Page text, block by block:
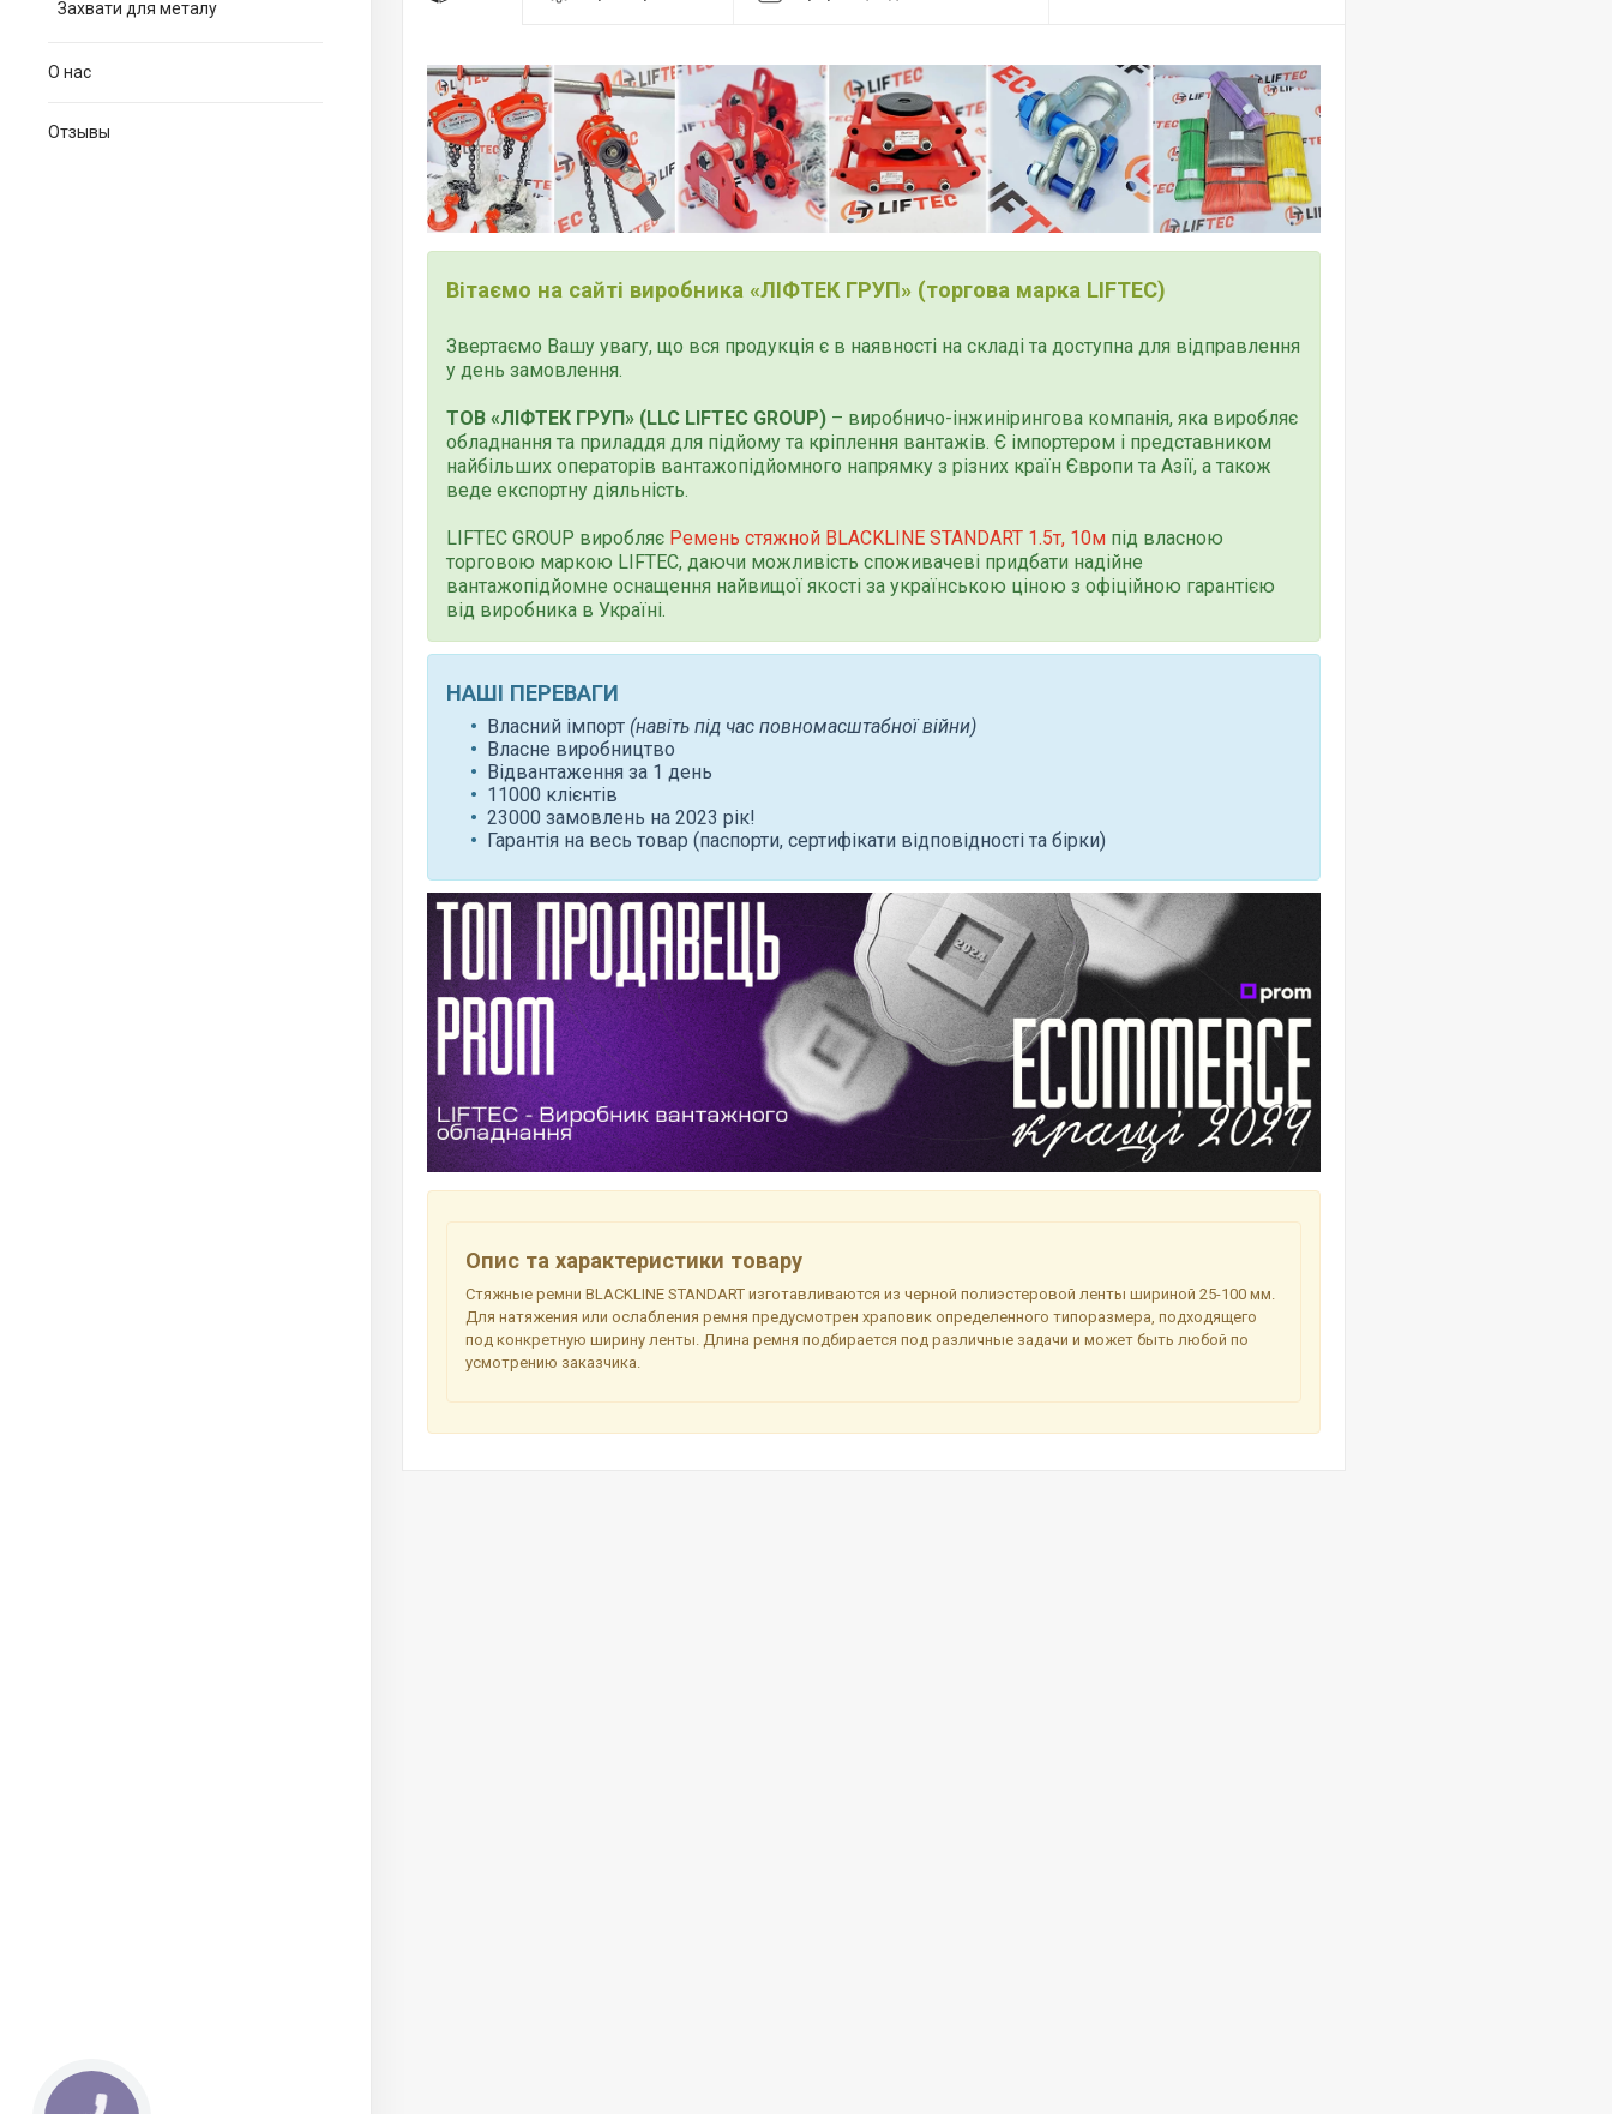
Захвати для металу
О нас
Отзывы
Вітаємо на сайті виробника «ЛІФТЕК ГРУП» (торгова марка LIFTEC)
Звертаємо Вашу увагу, що вся продукція є в наявності на складі та доступна для відправлення
у день замовлення.
ТОВ «ЛІФТЕК ГРУП» (LLC LIFTEC GROUP) – виробничо-інжинірингова компанія, яка виробляє
обладнання та приладдя для підйому та кріплення вантажів. Є імпортером і представником
найбільших операторів вантажопідйомного напрямку з різних країн Європи та Азії, а також
веде експортну діяльність.
LIFTEC GROUP виробляє Ремень стяжной BLACKLINE STANDART 1.5т, 10м під власною
торговою маркою LIFTEC, даючи можливість споживачеві придбати надійне
вантажопідйомне оснащення найвищої якості за українською ціною з офіційною гарантією
від виробника в Україні.
НАШІ ПЕРЕВАГИ
Власний імпорт (навіть під час повномасштабної війни)
Власне виробництво
Відвантаження за 1 день
11000 клієнтів
23000 замовлень на 2023 рік!
Гарантія на весь товар (паспорти, сертифікати відповідності та бірки)
Опис та характеристики товару
Стяжные ремни BLACKLINE STANDART изготавливаются из черной полиэстеровой ленты шириной 25-100 мм.
Для натяжения или ослабления ремня предусмотрен храповик определенного типоразмера, подходящего
под конкретную ширину ленты. Длина ремня подбирается под различные задачи и может быть любой по
усмотрению заказчика.